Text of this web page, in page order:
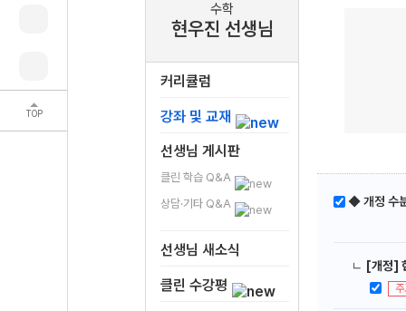
TOP
수학
현우진 선생님
커리큘럼
강좌 및 교재
선생님 게시판
클린 학습 Q&A
상담·기타 Q&A
선생님 새소식
클린 수강평
◆ 개정 수
ㄴ [개정]